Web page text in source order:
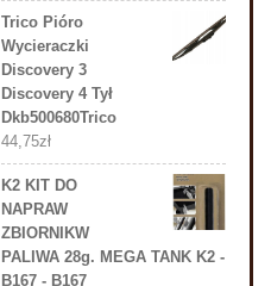
Trico Pióro
Wycieraczki
Discovery 3
Discovery 4 Tył
Dkb500680Trico
44,75zł
K2 KIT DO
NAPRAW
ZBIORNIKW
PALIWA 28g. MEGA TANK K2 -
B167 - B167